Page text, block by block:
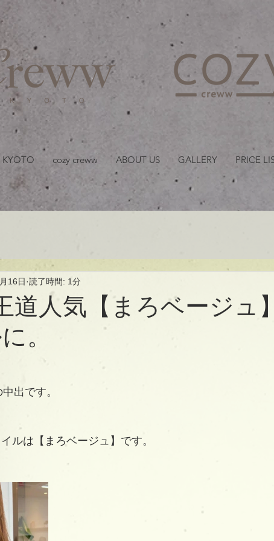
cozy creww ABOUT US GALLERY PRICE
人気【まろベージュ
。
16日 読了時間: 1分
出です。
ルは【まろベージュ】です。